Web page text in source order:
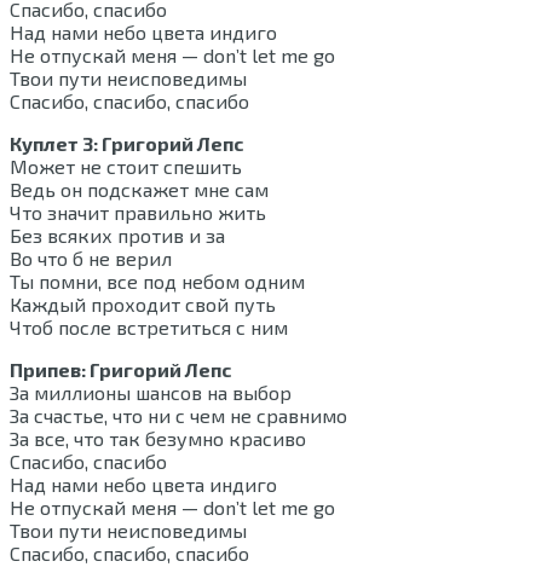
Спасибо, спасибо
Над нами небо цвета индиго
Не отпускай меня — don’t let me go
Твои пути неисповедимы
Спасибо, спасибо, спасибо
Куплет 3: Григорий Лепс
Может не стоит спешить
Ведь он подскажет мне сам
Что значит правильно жить
Без всяких против и за
Во что б не верил
Ты помни, все под небом одним
Каждый проходит свой путь
Чтоб после встретиться с ним
Припев: Григорий Лепс
За миллионы шансов на выбор
За счастье, что ни с чем не сравнимо
За все, что так безумно красиво
Спасибо, спасибо
Над нами небо цвета индиго
Не отпускай меня — don’t let me go
Твои пути неисповедимы
Спасибо, спасибо, спасибо